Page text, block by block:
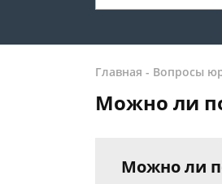
Главная - Вопросы
Можно ли
Можно ли